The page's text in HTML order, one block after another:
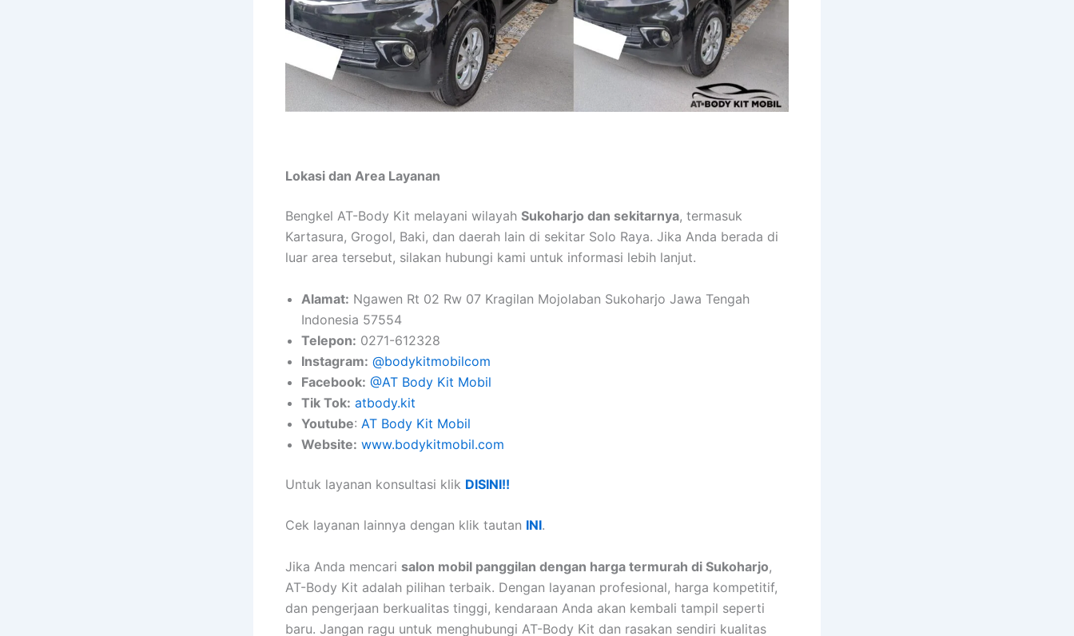
Lokasi dan Area Layanan
Bengkel AT-Body Kit melayani wilayah Sukoharjo dan sekitarnya, termasuk
Kartasura, Grogol, Baki, dan daerah lain di sekitar Solo Raya. Jika Anda berada di
luar area tersebut, silakan hubungi kami untuk informasi lebih lanjut.
Alamat: Ngawen Rt 02 Rw 07 Kragilan Mojolaban Sukoharjo Jawa Tengah
Indonesia 57554
Telepon: 0271-612328
Instagram: @bodykitmobilcom
Facebook: @AT Body Kit Mobil
Tik Tok: atbody.kit
Youtube: AT Body Kit Mobil
Website: www.bodykitmobil.com
Untuk layanan konsultasi klik DISINI!!
Cek layanan lainnya dengan klik tautan INI.
Jika Anda mencari salon mobil panggilan dengan harga termurah di Sukoharjo,
AT-Body Kit adalah pilihan terbaik. Dengan layanan profesional, harga kompetitif,
dan pengerjaan berkualitas tinggi, kendaraan Anda akan kembali tampil seperti
baru. Jangan ragu untuk menghubungi AT-Body Kit dan rasakan sendiri kualitas